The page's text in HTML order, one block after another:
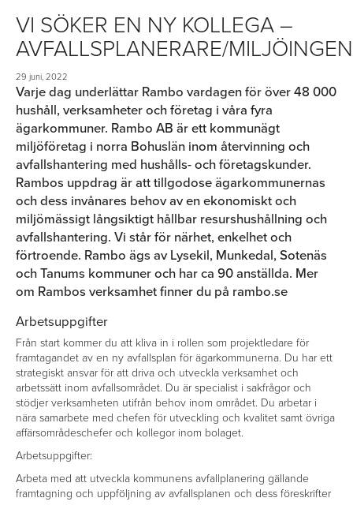
VI SÖKER EN NY KOLLEGA –
AVFALLSPLANERARE/
29 juni, 2022
Varje dag underlättar Rambo vardagen för över 48 000
hushåll, verksamheter och företag i våra fyra
ägarkommuner. Rambo AB är ett kommunägt
miljöföretag i norra Bohuslän inom återvinning och
avfallshantering med hushålls- och företagskunder.
Rambos uppdrag är att tillgodose ägarkommunernas
och dess invånares behov av en ekonomiskt och
miljömässigt långsiktigt hållbar resurshushållning och
avfallshantering. Vi står för närhet, enkelhet och
förtroende. Rambo ägs av Lysekil, Munkedal, Sotenäs
och Tanums kommuner och har ca 90 anställda. Mer
om Rambos verksamhet finner du på rambo.se
Arbetsuppgifter
Från start kommer du att kliva in i rollen som projektledare för
framtagandet av en ny avfallsplan för ägarkommunerna. Du har ett
strategiskt ansvar för att driva och utveckla verksamhet och
arbetssätt inom avfallsområdet. Du är specialist i sakfrågor och
stödjer verksamheten utifrån behov inom området. Du arbetar i
nära samarbete med chefen för utveckling och kvalitet samt övriga
affärsområdeschefer och kollegor inom bolaget.
Arbetsuppgifter:
Arbeta med att utveckla kommunens avfallplanering gällande
framtagning och uppföljning av avfallsplanen och dess föreskrifter